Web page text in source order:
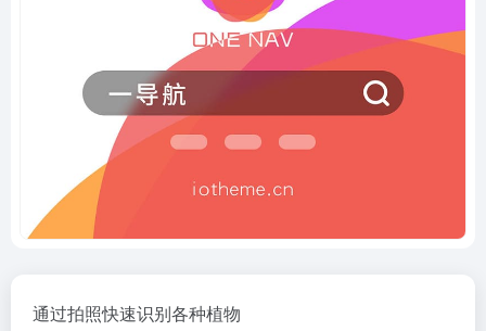
通过拍照快速识别各种植物